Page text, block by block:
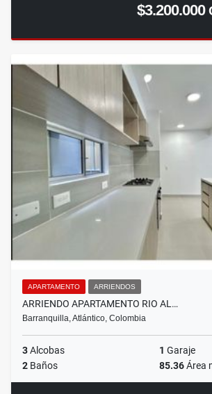
$3.200.000
APARTAMENTO ARRIENDOS
ARRIENDO APARTAMENTO RIO AL…
Barranquilla, Atlántico, Colombia
3Alcobas 1 Garaje
2 Baños 85.36Área